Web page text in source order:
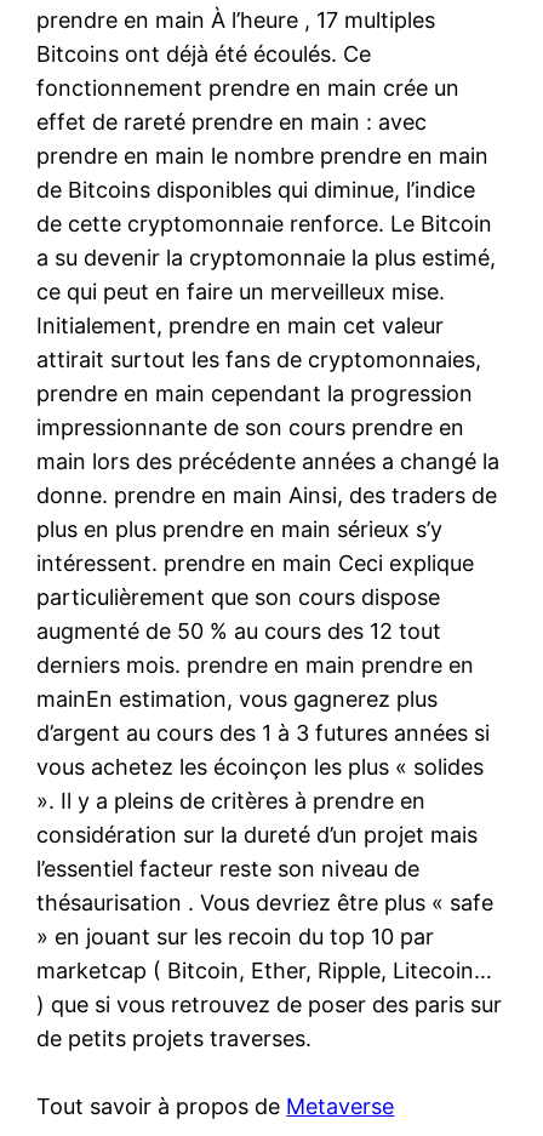
prendre en main À l’heure , 17 multiples
Bitcoins ont déjà été écoulés. Ce
fonctionnement prendre en main crée un
effet de rareté prendre en main : avec
prendre en main le nombre prendre en main
de Bitcoins disponibles qui diminue, l’indice
de cette cryptomonnaie renforce. Le Bitcoin
a su devenir la cryptomonnaie la plus estimé,
ce qui peut en faire un merveilleux mise.
Initialement, prendre en main cet valeur
attirait surtout les fans de cryptomonnaies,
prendre en main cependant la progression
impressionnante de son cours prendre en
main lors des précédente années a changé la
donne. prendre en main Ainsi, des traders de
plus en plus prendre en main sérieux s’y
intéressent. prendre en main Ceci explique
particulièrement que son cours dispose
augmenté de 50 % au cours des 12 tout
derniers mois. prendre en main prendre en
mainEn estimation, vous gagnerez plus
d’argent au cours des 1 à 3 futures années si
vous achetez les écoinçon les plus « solides
». Il y a pleins de critères à prendre en
considération sur la dureté d’un projet mais
l’essentiel facteur reste son niveau de
thésaurisation . Vous devriez être plus « safe
» en jouant sur les recoin du top 10 par
marketcap ( Bitcoin, Ether, Ripple, Litecoin…
) que si vous retrouvez de poser des paris sur
de petits projets traverses.
Tout savoir à propos de Metaverse